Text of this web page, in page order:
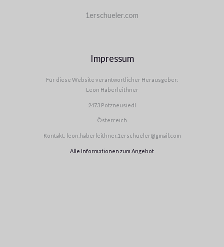
1erschueler.com
Impressum
Für diese Website verantwortlicher Herausgeber:
Leon Haberleithner
2473 Potzneusiedl
Österreich
Kontakt: leon.haberleithner.1erschueler@gmail.com
Alle Informationen zum Angebot